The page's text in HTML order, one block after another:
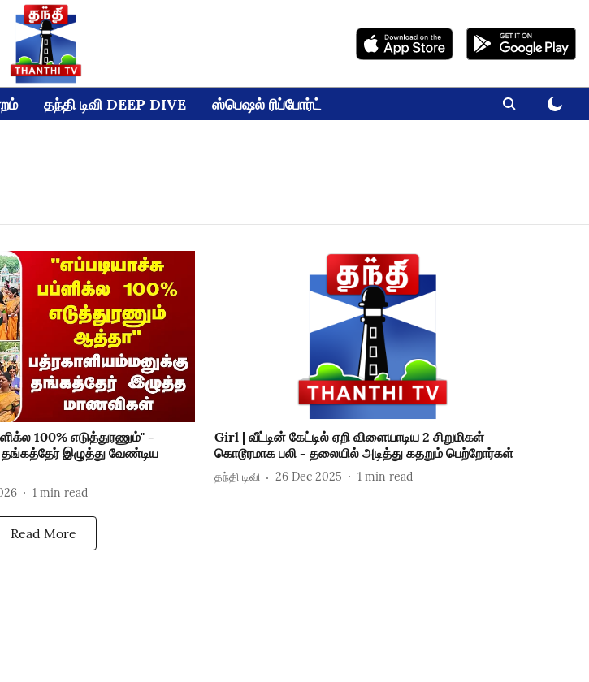
தந்தி டிவி DEEP DIVE ஸ்பெஷல் ரிப்போர்ட்
100% எடுத்துரணும்" -
தங்கத்தேர் இழுத்து வேண்டிய
1 min read
Girl | வீட்டின் கேட்டில் ஏறி விளையாடிய 2 சிறுமிகள்
கொடூரமாக பலி - தலையில் அடித்து கதறும் பெற்றோர்கள்
தந்தி டிவி 26 Dec 2025 1 min read
Read More